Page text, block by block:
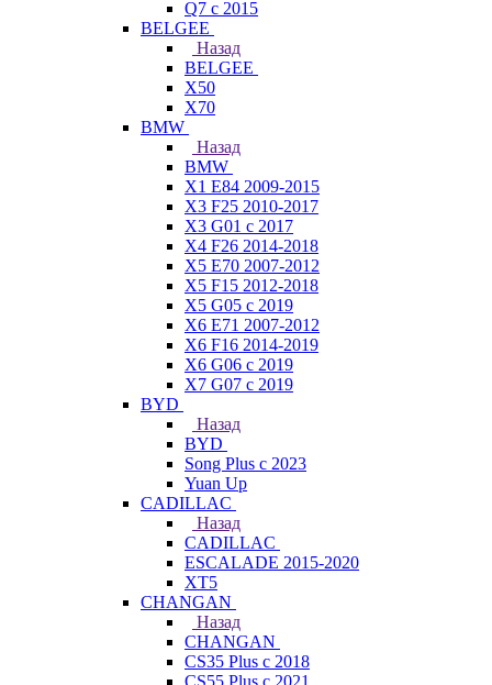
Q7 с 2015
BELGEE
Назад
BELGEE
X50
X70
BMW
Назад
BMW
X1 E84 2009-2015
X3 F25 2010-2017
X3 G01 с 2017
X4 F26 2014-2018
X5 E70 2007-2012
X5 F15 2012-2018
X5 G05 с 2019
X6 E71 2007-2012
X6 F16 2014-2019
X6 G06 с 2019
X7 G07 с 2019
BYD
Назад
BYD
Song Plus с 2023
Yuan Up
CADILLAC
Назад
CADILLAC
ESСALADE 2015-2020
XT5
CHANGAN
Назад
CHANGAN
CS35 Plus с 2018
CS55 Plus с 2021